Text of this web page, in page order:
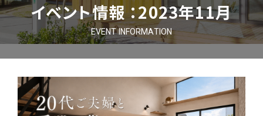
イベント情報 ：2023年11月
EVENT INFORMATION